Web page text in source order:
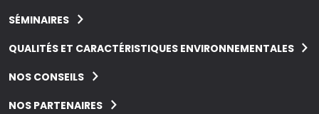
SÉMINAIRES
QUALITÉS ET CARACTÉRISTIQUES ENVIRONNEMENTALES
NOS CONSEILS
NOS PARTENAIRES